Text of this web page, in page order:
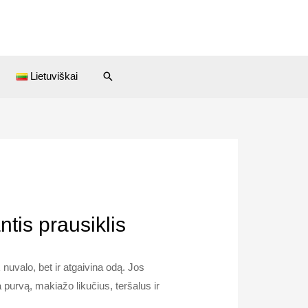
Lietuviškai Paieška
prausiklis
bet ir atgaivina odą. Jos
purvą, makiažo likučius, teršalus ir